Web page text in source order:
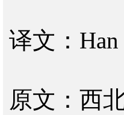
译文：
原文：西